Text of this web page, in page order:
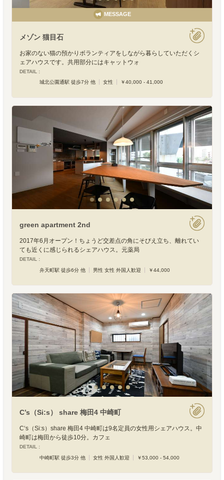
MESSAGE
メゾン 猫目石
お家のない猫の預かりボランティアをしながら暮らしていただくシ
ェアハウスです。共用部分にはキャットウォ
DETAIL :
城北公園通駅 徒歩7分 他
女性 ￥40,000 - 41,000
green apartment 2nd
2017年6月オープン！ちょうど交差点の角にそびえ立ち、離れてい
ても近くに感じられるシェアハウス。元薬局
DETAIL :
弁天町駅 徒歩6分 他
男性 女性 外国人歓迎 ￥44,000
C’s（Si:s） share 梅田4 中崎町
C‘s（Si:s）share 梅田4 中崎町は9名定員の女性用シェアハウス。中
崎町は梅田から徒歩10分。カフェ
DETAIL :
中崎町駅 徒歩3分 他
女性 外国人歓迎 ￥53,000 - 54,000